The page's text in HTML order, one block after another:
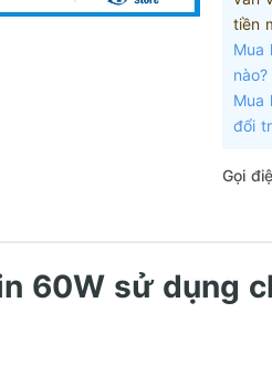
tiền
Mua
nào?
Mua
đổi
Gọi
60W sử dụng